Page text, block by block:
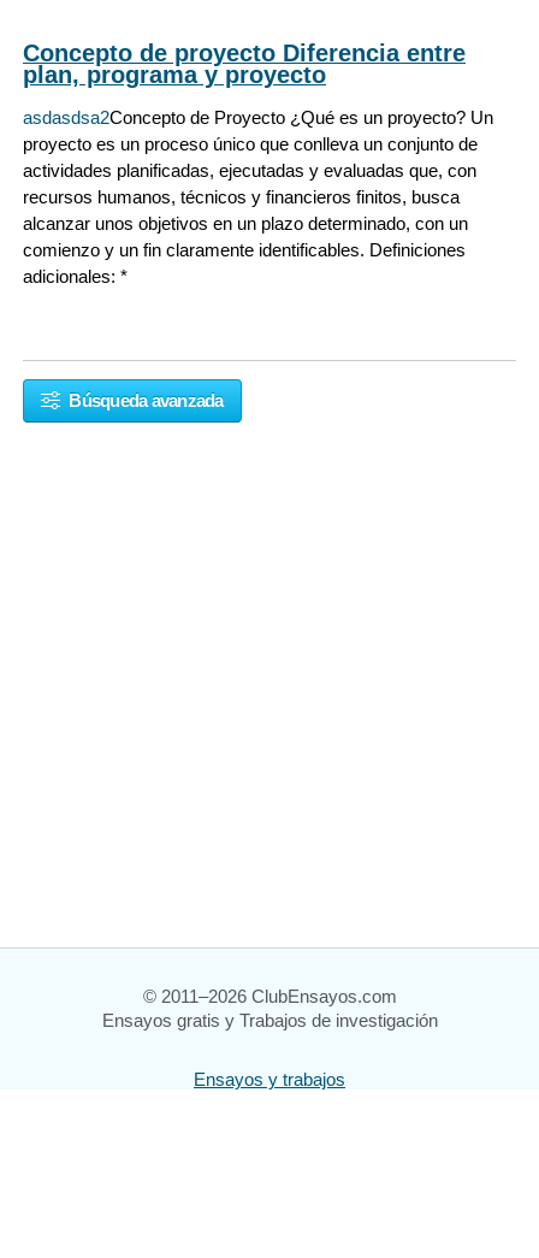
Concepto de proyecto Diferencia entre
plan, programa y proyecto
asdasdsa2Concepto de Proyecto ¿Qué es un proyecto? Un
proyecto es un proceso único que conlleva un conjunto de
actividades planificadas, ejecutadas y evaluadas que, con
recursos humanos, técnicos y financieros finitos, busca
alcanzar unos objetivos en un plazo determinado, con un
comienzo y un fin claramente identificables. Definiciones
adicionales: *
Búsqueda avanzada
© 2011–2026 ClubEnsayos.com
Ensayos gratis y Trabajos de investigación
Ensayos y trabajos